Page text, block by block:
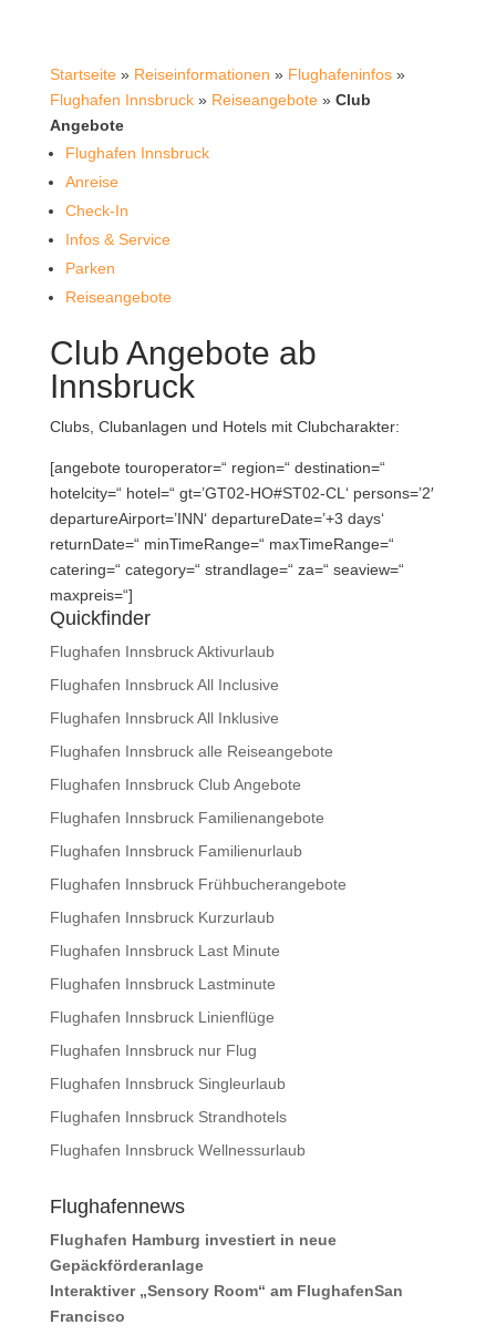
Startseite» Reiseinformationen » Flughafeninfos»
Flughafen Innsbruck» Reiseangebote» Club
Angebote
Flughafen Innsbruck
Anreise
Check-In
Infos & Service
Parken
Reiseangebote
Club Angebote ab
Innsbruck
Clubs, Clubanlagen und Hotels mit Clubcharakter:
[angebote touroperator=“ region=“ destination=“
hotelcity=“ hotel=“ gt=’GT02-HO#ST02-CL‘ persons=’2′
departureAirport=’INN‘ departureDate=’+3 days‘
returnDate=“ minTimeRange=“ maxTimeRange=“
catering=“ category=“ strandlage=“ za=“ seaview=“
maxpreis=“]
Quickfinder
Flughafen Innsbruck Aktivurlaub
Flughafen Innsbruck All Inclusive
Flughafen Innsbruck All Inklusive
Flughafen Innsbruck alle Reiseangebote
Flughafen Innsbruck Club Angebote
Flughafen Innsbruck Familienangebote
Flughafen Innsbruck Familienurlaub
Flughafen Innsbruck Frühbucherangebote
Flughafen Innsbruck Kurzurlaub
Flughafen Innsbruck Last Minute
Flughafen Innsbruck Lastminute
Flughafen Innsbruck Linienflüge
Flughafen Innsbruck nur Flug
Flughafen Innsbruck Singleurlaub
Flughafen Innsbruck Strandhotels
Flughafen Innsbruck Wellnessurlaub
Flughafennews
Flughafen Hamburg investiert in neue
Gepäckförderanlage
Interaktiver „Sensory Room“ am FlughafenSan
Francisco